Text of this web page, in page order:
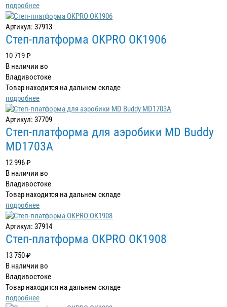
подробнее
Артикул: 37913
Степ-платформа OKPRO OK1906
10 719 ₽
В наличии во
Владивостоке
Товар находится на дальнем складе
подробнее
Артикул: 37709
Степ-платформа для аэробики MD Buddy
MD1703А
12 996 ₽
В наличии во
Владивостоке
Товар находится на дальнем складе
подробнее
Артикул: 37914
Степ-платформа OKPRO OK1908
13 750 ₽
В наличии во
Владивостоке
Товар находится на дальнем складе
подробнее